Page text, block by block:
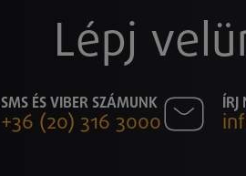
Lépj
SMS ÉS VIBER SZÁMUNK
+36 (20) 316 3000